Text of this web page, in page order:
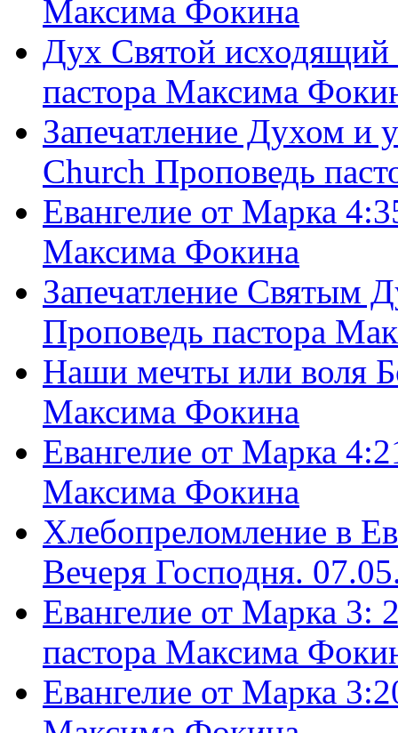
Максима Фокина
Дух Святой
пастора Максима
Запечатление Духом и
Church Проповедь
Евангелие от Марка
Максима Фокина
Запечатление Святым
Проповедь пастора
Наши мечты или воля
Максима Фокина
Евангелие от Марка
Максима Фокина
Хлебопреломление в
Вечеря Господня.
Евангелие от Марка 3:
пастора Максима
Евангелие от Марка